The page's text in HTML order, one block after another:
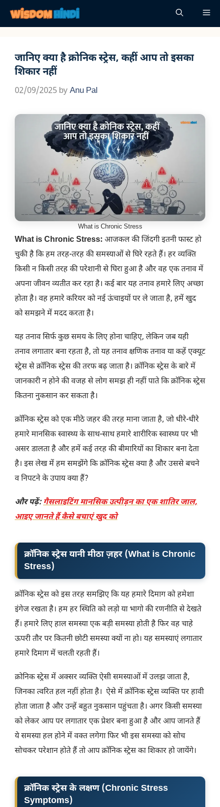
content
जानिए क्या है क्रोनिक स्ट्रेस, कहीं आप तो इसका
शिकार नहीं
02/09/2025 byAnu Pal
What is Chronic Stress
What is Chronic Stress: आजकल की जिंदगी इतनी फास्ट हो
चुकी है कि हम तरह-तरह की समस्याओं से घिरे रहते हैं। हर व्यक्ति
किसी न किसी तरह की परेशानी से घिरा हुआ है और वह एक तनाव में
अपना जीवन व्यतीत कर रहा है। कई बार यह तनाव हमारे लिए अच्छा
होता है। वह हमारे करियर को नई ऊंचाइयों पर ले जाता है, हमें खुद
को समझने में मदद करता है।
यह तनाव सिर्फ कुछ समय के लिए होना चाहिए, लेकिन जब यही
तनाव लगातार बना रहता है, तो यह तनाव क्षणिक तनाव या कहें एक्यूट
स्ट्रेस से क्रॉनिक स्ट्रेस की तरफ बढ़ जाता है। क्रॉनिक स्ट्रेस के बारे में
जानकारी न होने की वजह से लोग समझ ही नहीं पाते कि क्रॉनिक स्ट्रेस
कितना नुकसान कर सकता है।
क्रॉनिक स्ट्रेस को एक मीठे जहर की तरह माना जाता है, जो धीरे-धीरे
हमारे मानसिक स्वास्थ्य के साथ-साथ हमारे शारीरिक स्वास्थ्य पर भी
असर डालता है और हमें कई तरह की बीमारियों का शिकार बना देता
है। इस लेख में हम समझेंगे कि क्रॉनिक स्ट्रेस क्या है और उससे बचने
व निपटने के उपाय क्या हैं?
और पढ़ें:गैसलाइटिंग मानसिक उत्पीड़न का एक शातिर जाल,
आइए जानते हैं कैसे बचाएं खुद को
क्रॉनिक स्ट्रेस यानी मीठा ज़हर (What is Chronic
Stress)
क्रॉनिक स्ट्रेस को इस तरह समझिए कि यह हमारे दिमाग को हमेशा
इंगेज रखता है। हम हर स्थिति को लड़ो या भागो की रणनीति से देखते
हैं। हमारे लिए हाल समस्या एक बड़ी समस्या होती है फिर वह चाहे
ऊपरी तौर पर कितनी छोटी समस्या क्यों ना हो। यह समस्याएं लगातार
हमारे दिमाग में चलती रहती हैं।
क्रोनिक स्ट्रेस में अक्सर व्यक्ति ऐसी समस्याओं में उलझ जाता है,
जिनका त्वरित हल नहीं होता है। ऐसे में क्रॉनिक स्ट्रेस व्यक्ति पर हावी
होता जाता है और उन्हें बहुत नुकसान पहुंचता है। अगर किसी समस्या
को लेकर आप पर लगातार एक प्रेशर बना हुआ है और आप जानते हैं
ये समस्या हल होने में वक्त लगेगा फिर भी इस समस्या को सोच
सोचकर परेशान होते हैं तो आप क्रॉनिक स्ट्रेस का शिकार हो जायेंगे।
क्रॉनिक स्ट्रेस के लक्षण (Chronic Stress
Symptoms)